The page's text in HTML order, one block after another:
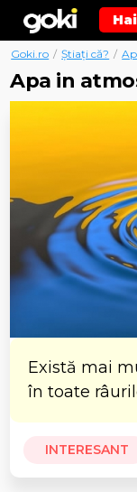
Goki.ro / Știați că? /
Apa in
Există mai
în ​​toate
INTERESANT